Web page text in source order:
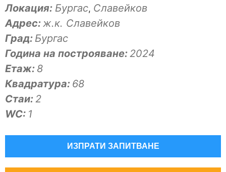
Локация: Бургас, Славейков
Адрес:ж.к. Славейков
Град: Бургас
Година на построяване:2024
Eтаж: 8
Квадратура: 68
Стаи:2
WC: 1
ИЗПРАТИ ЗАПИТВАНЕ